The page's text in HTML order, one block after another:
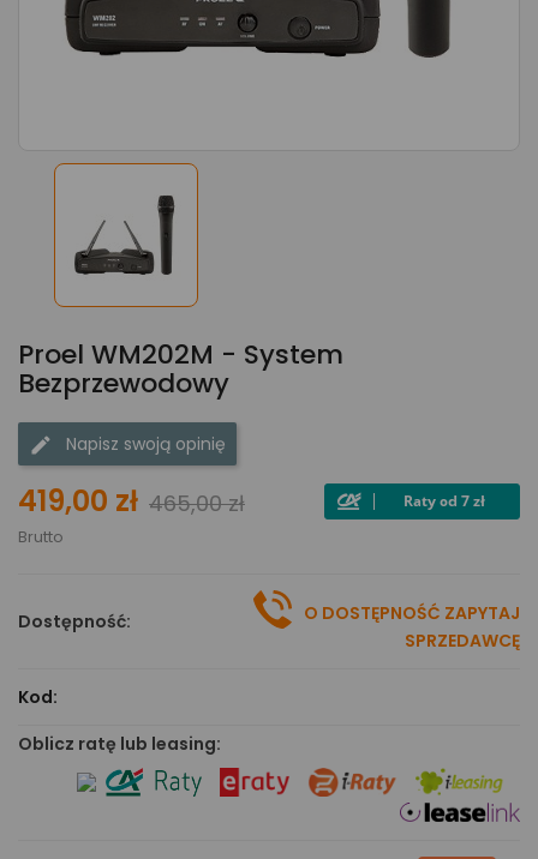
Proel WM202M - System
Bezprzewodowy
Napisz swoją opinię
419,00 zł 465,00 zł
Brutto
Dostępność:
O DOSTĘPNOŚĆ ZAPYTAJ
SPRZEDAWCĘ
Kod:
Oblicz ratę lub leasing: